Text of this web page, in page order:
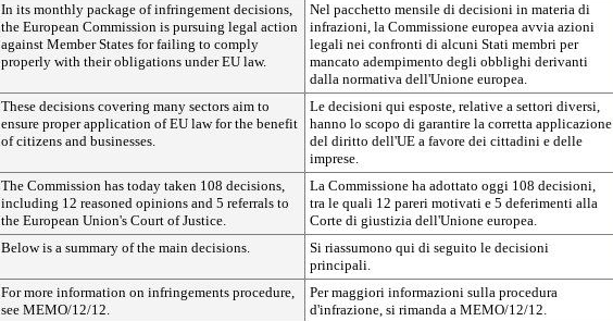
In its monthly package of infringement decisions,
the European Commission is pursuing legal action
against Member States for failing to comply
properly with their obligations under EU law.
Nel pacchetto mensile di decisioni in materia di
infrazioni, la Commissione europea avvia azioni
legali nei confronti di alcuni Stati membri per
mancato adempimento degli obblighi derivanti
dalla normativa dell'Unione europea.
These decisions covering many sectors aim to
ensure proper application of EU law for the benefit
of citizens and businesses.
Le decisioni qui esposte, relative a settori diversi,
hanno lo scopo di garantire la corretta applicazione
del diritto dell'UE a favore dei cittadini e delle
imprese.
The Commission has today taken 108 decisions,
including 12 reasoned opinions and 5 referrals to
the European Union's Court of Justice.
La Commissione ha adottato oggi 108 decisioni,
tra le quali 12 pareri motivati e 5 deferimenti alla
Corte di giustizia dell'Unione europea.
Below is a summary of the main decisions.
Si riassumono qui di seguito le decisioni
principali.
For more information on infringements procedure,
see MEMO/12/12.
Per maggiori informazioni sulla procedura
d'infrazione, si rimanda a MEMO/12/12.